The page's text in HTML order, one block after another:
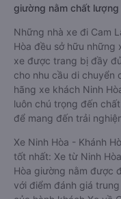
giường nằm chất
Những nhà xe đi Cam
Hòa đều sở hữu những
xe được trang bị đầy
cho nhu cầu di chuyển
hãng xe khách Ninh
luôn chú trọng đến
để mang đến trải
Xe Ninh Hòa - Khánh
tốt nhất: Xe từ Ninh
Hòa giường nằm được
với điểm đánh giá